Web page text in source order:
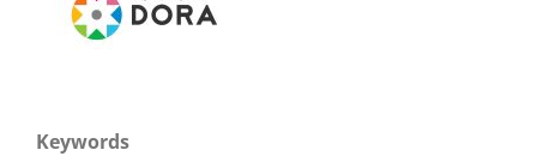
Keywords